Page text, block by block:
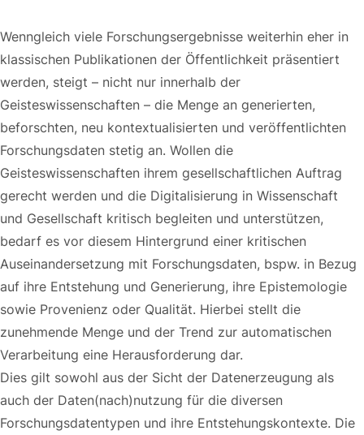
Wenngleich viele Forschungsergebnisse weiterhin eher in
klassischen Publikationen der Öffentlichkeit präsentiert
werden, steigt – nicht nur innerhalb der
Geisteswissenschaften – die Menge an generierten,
beforschten, neu kontextualisierten und veröffentlichten
Forschungsdaten stetig an. Wollen die
Geisteswissenschaften ihrem gesellschaftlichen Auftrag
gerecht werden und die Digitalisierung in Wissenschaft
und Gesellschaft kritisch begleiten und unterstützen,
bedarf es vor diesem Hintergrund einer kritischen
Auseinandersetzung mit Forschungsdaten, bspw. in Bezug
auf ihre Entstehung und Generierung, ihre Epistemologie
sowie Provenienz oder Qualität. Hierbei stellt die
zunehmende Menge und der Trend zur automatischen
Verarbeitung eine Herausforderung dar.
Dies gilt sowohl aus der Sicht der Datenerzeugung als
auch der Daten(nach)nutzung für die diversen
Forschungsdatentypen und ihre Entstehungskontexte. Die